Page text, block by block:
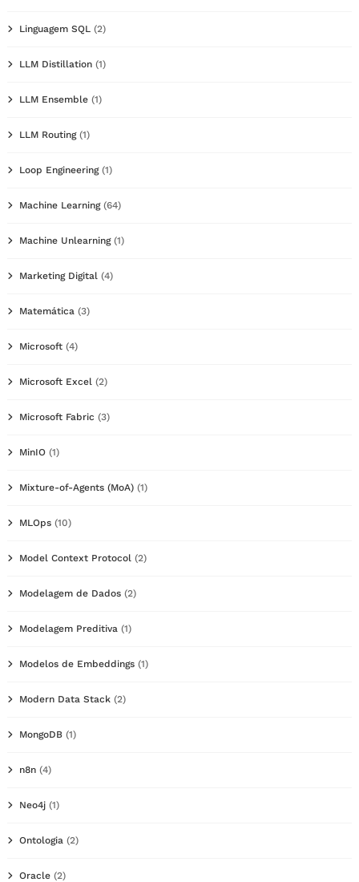
Linguagem SQL (2)
LLM Distillation (1)
LLM Ensemble (1)
LLM Routing(1)
Loop Engineering(1)
Machine Learning(64)
Machine Unlearning(1)
Marketing Digital (4)
Matemática (3)
Microsoft (4)
Microsoft Excel (2)
Microsoft Fabric (3)
MinIO (1)
Mixture-of-Agents (MoA) (1)
MLOps (10)
Model Context Protocol (2)
Modelagem de Dados (2)
Modelagem Preditiva (1)
Modelos de Embeddings (1)
Modern Data Stack (2)
MongoDB (1)
n8n (4)
Neo4j (1)
Ontologia (2)
Oracle (2)